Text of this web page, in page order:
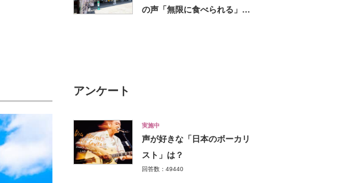
の声「無限に食べられる」
アンケート
実施中
声が好きな「日本のボーカリ
スト」は？
回答数：49440